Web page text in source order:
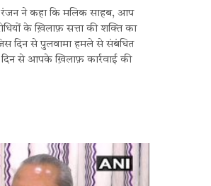
रंजन ने कहा कि मलिक साहब, आप
के ख़िलाफ़ सत्ता की शक्ति का
दिन से पुलवामा हमले से संबंधित
से आपके ख़िलाफ़ कार्रवाई की